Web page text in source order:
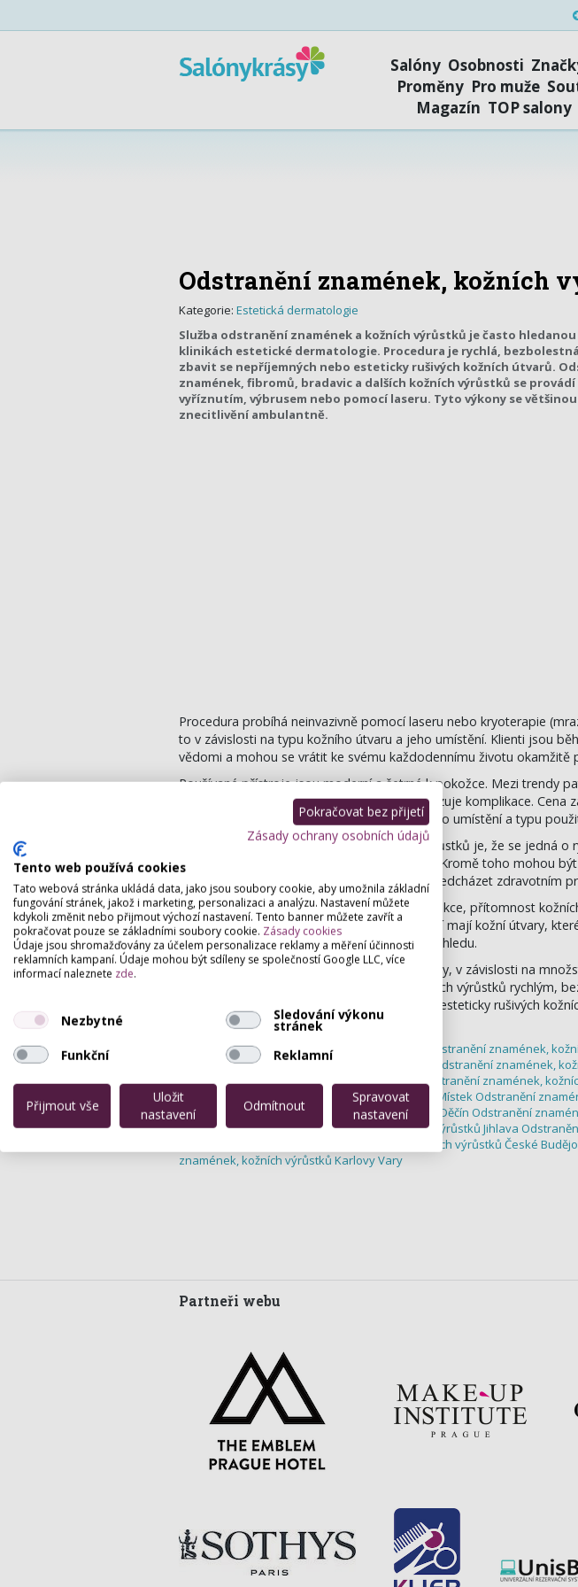
Salóny Osobnosti
Proměny Pro muže
Magazín TOP salony
Odstranění znamének, kožních
Kategorie: Estetická dermatologie
Služba odstranění znamének a kožních výrůstků je často
klinikách estetické dermatologie. Procedura je rychlá,
zbavit se nepříjemných nebo esteticky rušivých kožních útvarů.
znamének, fibromů, bradavic a dalších kožních výrůstků se
vyříznutím, výbrusem nebo pomocí laseru. Tyto výkony se
znecitlivění ambulantně.
Procedura probíhá neinvazivně pomocí laseru nebo kryoterapie
to v závislosti na typu kožního útvaru a jeho umístění. Klienti jsou
vědomi a mohou se vrátit ke svému každodennímu životu okamžitě
Používané přístroje jsou moderní a šetrné k pokožce. Mezi trendy
funkcí, který zaručuje rychlé hojení a minimalizuje komplikace. Cena
faktorech, včetně velikosti kožního útvaru, jeho umístění a typu
Výhodou odstranění znamének a kožních výrůstků je, že se jedná o
proceduru, která nezanechává viditelné jizvy. Kromě toho mohou
nebezpečné, takže jejich odstranění může předcházet zdravotním
Kontraindikace zahrnují těhotenství, kožní infekce, přítomnost
poruch. Procedura je vhodná pro klienty, kteří mají kožní útvary,
nebo kteří se snaží dosáhnout dokonalého vzhledu.
Po ošetření mohou být potřeba další návštěvy, v závislosti na
Celkově je však odstranění znamének a kožních výrůstků rychlým,
způsobem, jak se zbavit nepříjemných nebo esteticky rušivých
Odstranění znamének, kožních výrůstků Brno
Odstranění znamének,
Odstranění znamének, kožních výrůstků Praha
Odstranění znamének,
Odstranění znamének, kožních výrůstků ZlínOdstranění znamének,
Odstranění znamének, kožních výrůstků Frýdek-Místek Odstranění
Břeclav
Odstranění znamének, kožních výrůstků Děčín Odstranění
Hradec KrálovéOdstranění znamének, kožních výrůstků Jihlava
Odstranění znamének, kožních výrůstků České
znamének, kožních výrůstků Karlovy Vary
Partneři webu
Pokračovat bez přijetí
Zásady ochrany osobních údajů
Tento web používá cookies
Tato webová stránka ukládá data, jako jsou soubory cookie, aby umožnila základní
fungování stránek, jakož i marketing, personalizaci a analýzu. Nastavení můžete
kdykoli změnit nebo přijmout výchozí nastavení. Tento banner můžete zavřít a
pokračovat pouze se základními soubory cookie. Zásady cookies
Údaje jsou shromažďovány za účelem personalizace reklamy a měření účinnosti
reklamních kampaní. Údaje mohou být sdíleny se společností Google LLC, více
informací naleznete zde.
Nezbytné Sledování výkonu
stránek
Funkční
Reklamní
Přijmout vše
Uložit
nastavení
Odmítnout
Spravovat
nastavení